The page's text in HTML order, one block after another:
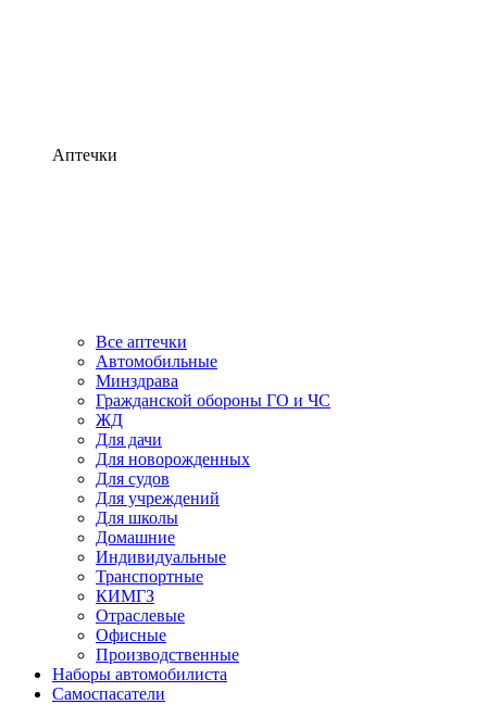
Аптечки
Все аптечки
Автомобильные
Минздрава
Гражданской обороны ГО и ЧС
ЖД
Для дачи
Для новорожденных
Для судов
Для учреждений
Для школы
Домашние
Индивидуальные
Транспортные
КИМГЗ
Отраслевые
Офисные
Производственные
Наборы автомобилиста
Самоспасатели